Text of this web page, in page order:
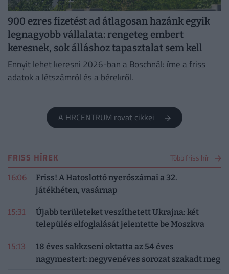
900 ezres fizetést ad átlagosan hazánk egyik
legnagyobb vállalata: rengeteg embert
keresnek, sok álláshoz tapasztalat sem kell
Ennyit lehet keresni 2026-ban a Boschnál: íme a friss
adatok a létszámról és a bérekről.
A HRCENTRUM rovat cikkei
FRISS HÍREK Több friss hír
16:06
Friss! A Hatoslottó nyerőszámai a 32.
játékhéten, vasárnap
15:31
Újabb területeket veszíthetett Ukrajna: két
település elfoglalását jelentette be Moszkva
15:13
18 éves sakkzseni oktatta az 54 éves
nagymestert: negyvenéves sorozat szakadt meg